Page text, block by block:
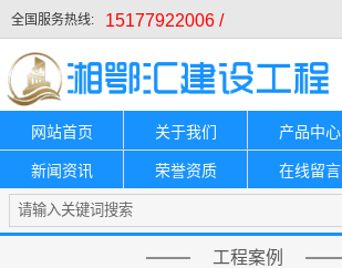
全国服务热线: 15177922006 /
网站首页 关于我们 产品中心
新闻资讯 荣誉资质 在线留言
工程案例